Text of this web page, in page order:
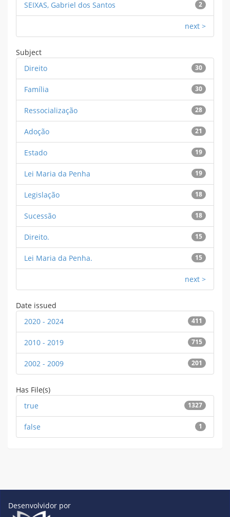
2
SEIXAS, Gabriel dos Santos
next >
Subject
30
Direito
30
Família
28
Ressocialização
21
Adoção
19
Estado
19
Lei Maria da Penha
18
Legislação
18
Sucessão
15
Direito.
15
Lei Maria da Penha.
next >
Date issued
411
2020 - 2024
715
2010 - 2019
201
2002 - 2009
Has File(s)
1327
true
1
false
Desenvolvidor por